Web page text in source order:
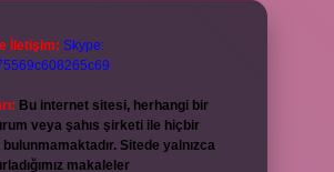
İletişim: Skype:
Bu internet sitesi, herhangi bir
veya şahıs şirketi ile hiçbir
bulunmamaktadır. Sitede yalnızca
makaleler